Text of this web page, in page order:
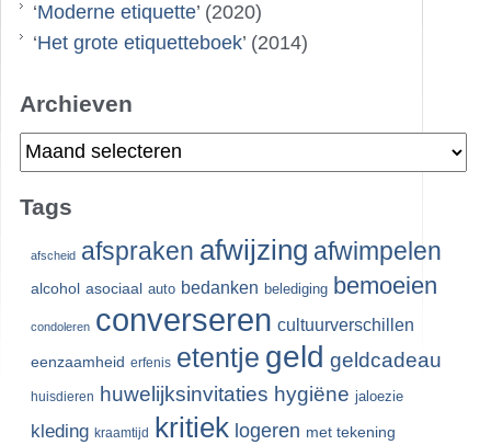
‘Moderne etiquette’ (2020)
‘Het grote etiquetteboek’ (2014)
Archieven
Archieven
Tags
afscheid afspraken afwijzing afwimpelen
alcohol asociaal auto bedanken belediging bemoeien
condoleren converseren cultuurverschillen
eenzaamheid erfenis etentje geld geldcadeau
huisdieren huwelijksinvitaties hygiëne jaloezie
kleding kraamtijd kritiek logeren met tekening